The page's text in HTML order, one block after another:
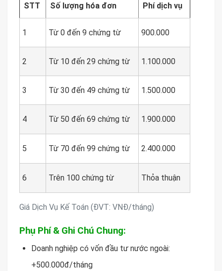
Giá Dịch Vụ Kế Toán (ĐVT: VNĐ/tháng)
STT Số lượng hóa đơn Phí dịch vụ
1 Từ 0 đến 9 chứng từ 900.000
2 Từ 10 đến 29 chứng từ 1.100.000
3 Từ 30 đến 49 chứng từ 1.500.000
4 Từ 50 đến 69 chứng từ 1.900.000
5 Từ 70 đến 99 chứng từ 2.400.000
6 Trên 100 chứng từ Thỏa thuận
Phụ Phí & Ghi Chú Chung:
Doanh nghiệp có vốn đầu tư nước ngoài:
+500.000đ/tháng